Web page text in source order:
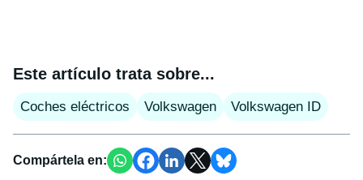
Este artículo trata sobre...
Coches eléctricos Volkswagen Volkswagen ID
Compártela en: